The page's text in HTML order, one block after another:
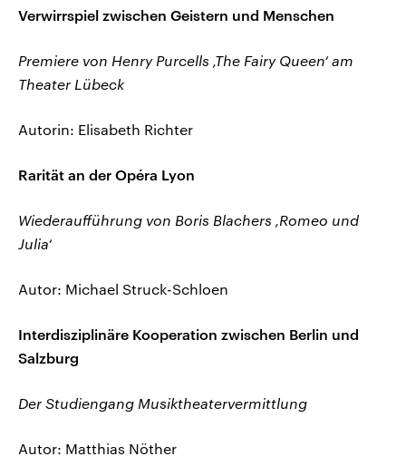
Verwirrspiel zwischen Geistern und Menschen
Premiere von Henry Purcells ‚The Fairy Queen‘ am
Theater Lübeck
Autorin: Elisabeth Richter
Rarität an der Opéra Lyon
Wiederaufführung von Boris Blachers ‚Romeo und
Julia‘
Autor: Michael Struck-Schloen
Interdisziplinäre Kooperation zwischen Berlin und
Salzburg
Der Studiengang Musiktheatervermittlung
Autor: Matthias Nöther